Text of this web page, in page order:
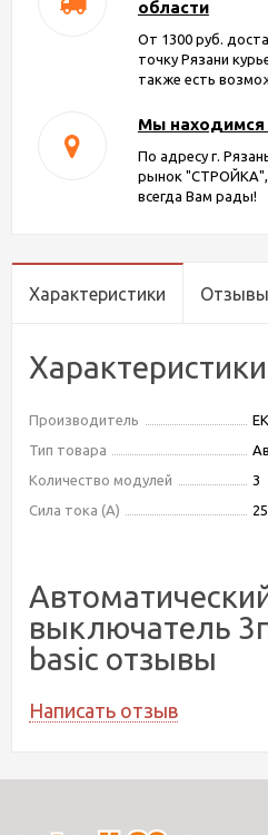
области
От 1300 руб.
точку Рязани
также есть
Мы находимся
По адресу г.
рынок "СТРОЙКА",
всегда Вам рады!
Характеристики Отзывы
Характеристики
Производитель
Тип товара
Количество модулей
3
Сила тока (А)
25
выключатель
basic отзывы
Написать отзыв